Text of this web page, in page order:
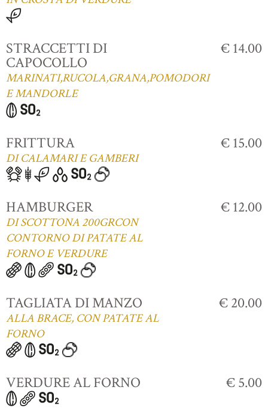
STRACCETTI DI
CAPOCOLLO
MARINATI,RUCOLA,GRANA,POMODORI
E MANDORLE
€ 14.00
FRITTURA
DI CALAMARI E GAMBERI
€ 15.00
HAMBURGER
DI SCOTTONA 200GRCON
CONTORNO DI PATATE AL
FORNO E VERDURE
€ 12.00
TAGLIATA DI MANZO
ALLA BRACE, CON PATATE AL
FORNO
€ 20.00
VERDURE AL FORNO € 5.00